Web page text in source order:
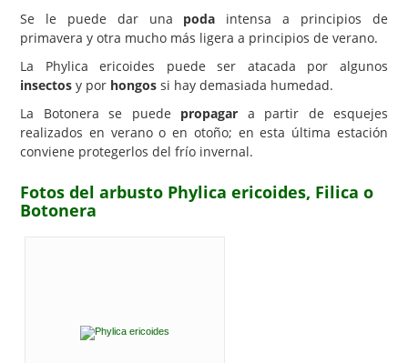
Se le puede dar una poda intensa a principios de
primavera y otra mucho más ligera a principios de verano.
La Phylica ericoides puede ser atacada por algunos
insectos y por hongos si hay demasiada humedad.
La Botonera se puede propagar a partir de esquejes
realizados en verano o en otoño; en esta última estación
conviene protegerlos del frío invernal.
Fotos del arbusto Phylica ericoides, Filica o
Botonera